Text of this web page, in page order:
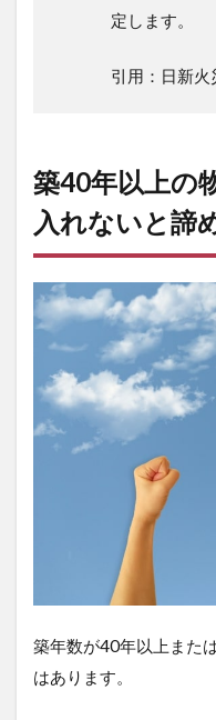
定します。
引用：日新
築40年以上の
入れないと諦
築年数が40年以上また
はあります。